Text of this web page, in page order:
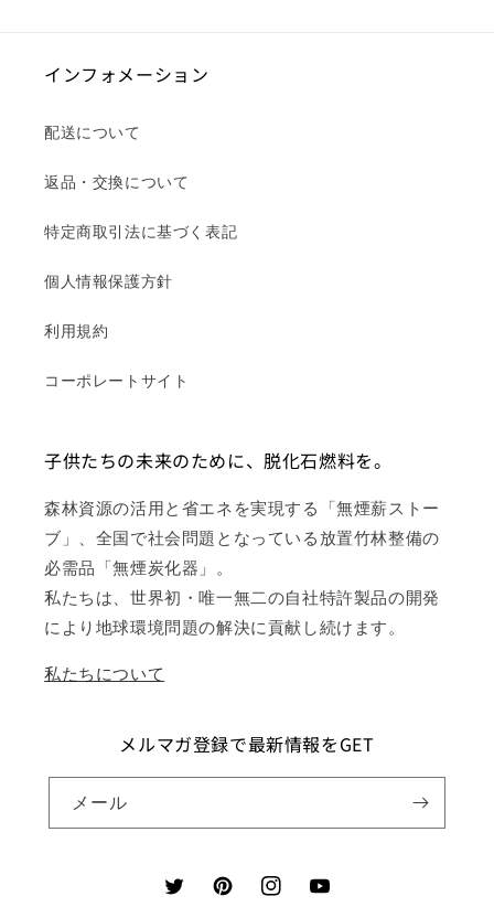
インフォメーション
配送について
返品・交換について
特定商取引法に基づく表記
個人情報保護方針
利用規約
コーポレートサイト
子供たちの未来のために、脱化石燃料を。
森林資源の活用と省エネを実現する「無煙薪ストー
ブ」、全国で社会問題となっている放置竹林整備の
必需品「無煙炭化器」。
私たちは、世界初・唯一無二の自社特許製品の開発
により地球環境問題の解決に貢献し続けます。
私たちについて
メルマガ登録で最新情報をGET
メール
TwitterPinterestInstagramYouTube